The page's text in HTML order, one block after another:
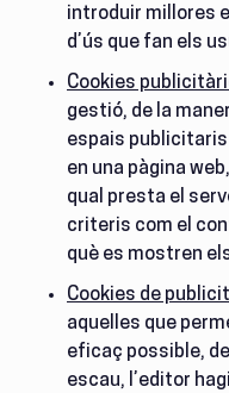
introduir millores
d’ús que fan els
Cookies
gestió, de la
espais publicitaris
en una pàgina
qual presta el
criteris com el
què es mostren
Cookies de
aquelles que
eficaç possible,
escau, l’editor